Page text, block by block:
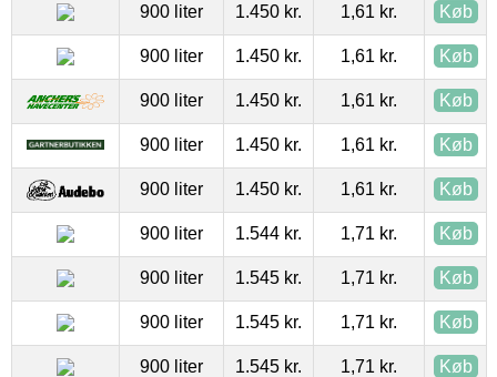
900 liter 1.450 kr. 1,61 kr. Køb
900 liter 1.450 kr. 1,61 kr. Køb
900 liter 1.450 kr. 1,61 kr. Køb
900 liter 1.450 kr. 1,61 kr. Køb
900 liter 1.450 kr. 1,61 kr. Køb
900 liter 1.544 kr. 1,71 kr. Køb
900 liter 1.545 kr. 1,71 kr. Køb
900 liter 1.545 kr. 1,71 kr. Køb
900 liter 1.545 kr. 1,71 kr. Køb